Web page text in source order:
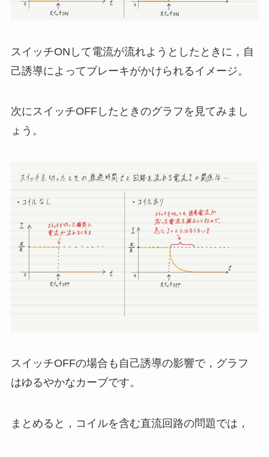
スイッチONして電流が流れようとしたときに，自
己誘導によってブレーキがかけられるイメージ。
次にスイッチOFFしたときのグラフを見てみまし
ょう。
スイッチOFFの場合も自己誘導の影響で，グラフ
はゆるやかなカーブです。
まとめると，コイルを含む直流回路の問題では，